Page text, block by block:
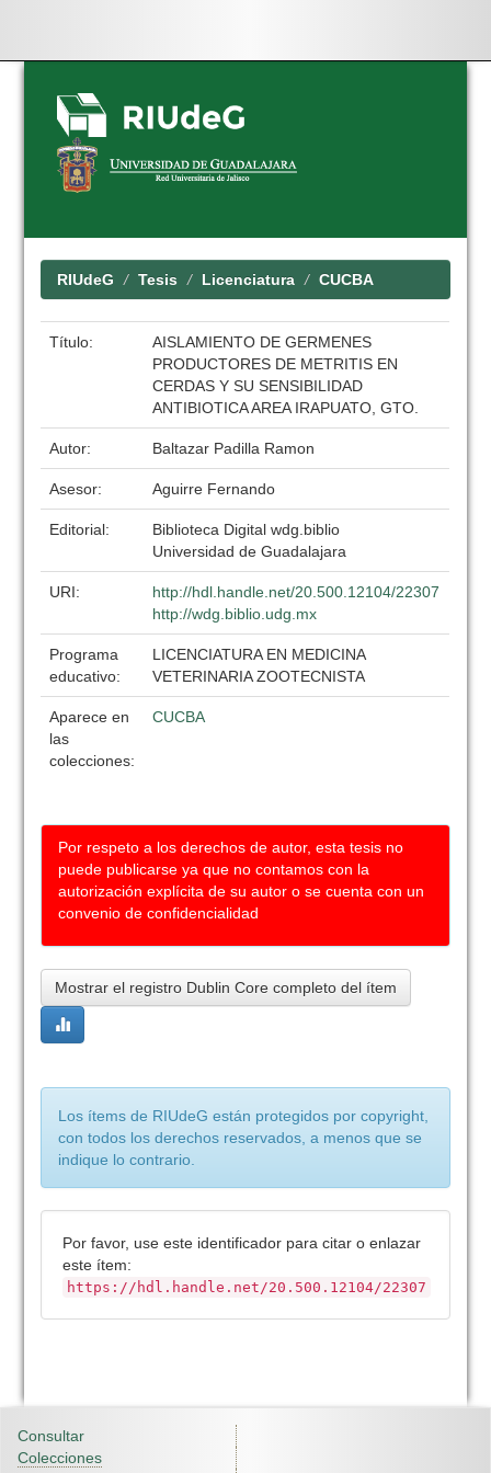
Skip
navigation
RIUdeG Tesis Licenciatura CUCBA
Título:
AISLAMIENTO DE GERMENES
PRODUCTORES DE METRITIS EN
CERDAS Y SU SENSIBILIDAD
ANTIBIOTICA AREA IRAPUATO, GTO.
Autor: Baltazar Padilla Ramon
Asesor: Aguirre Fernando
Editorial:
Biblioteca Digital wdg.biblio
Universidad de Guadalajara
URI:
http://hdl.handle.net/20.500.12104/22307
http://wdg.biblio.udg.mx
Programa
educativo:
LICENCIATURA EN MEDICINA
VETERINARIA ZOOTECNISTA
Aparece en
las
colecciones:
CUCBA
Por respeto a los derechos de autor, esta tesis no
puede publicarse ya que no contamos con la
autorización explícita de su autor o se cuenta con un
convenio de confidencialidad
Mostrar el registro Dublin Core completo del ítem
Los ítems de RIUdeG están protegidos por copyright,
con todos los derechos reservados, a menos que se
indique lo contrario.
Por favor, use este identificador para citar o enlazar
este ítem:
https://hdl.handle.net/20.500.12104/22307
Consultar
Colecciones